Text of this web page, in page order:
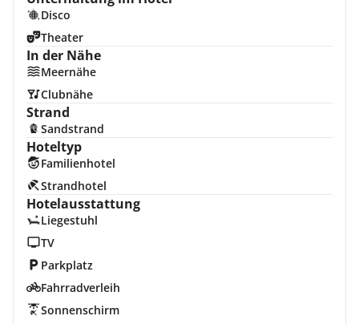
Disco
Theater
In der Nähe
Meernähe
Clubnähe
Strand
Sandstrand
Hoteltyp
Familienhotel
Strandhotel
Hotelausstattung
Liegestuhl
TV
Parkplatz
Fahrradverleih
Sonnenschirm